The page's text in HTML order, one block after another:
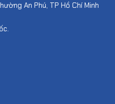
An Phú, TP Hồ Chí Minh